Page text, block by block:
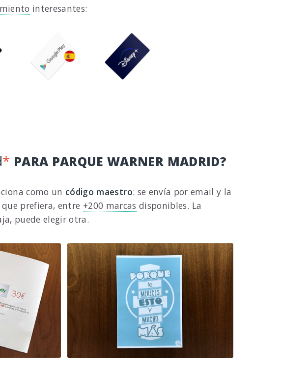
interesantes:
* PARA PARQUE WARNER MADRID?
como un código maestro: se envía por email y la
prefiera, entre +200 marcas disponibles. La
puede elegir otra.